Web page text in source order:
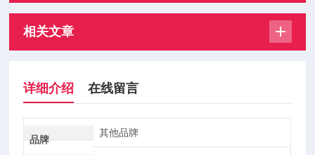
相关文章
详细介绍 在线留言
品牌
其他品牌